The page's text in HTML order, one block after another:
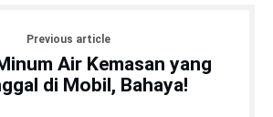
Previous article
Air Kemasan yang
di Mobil, Bahaya!